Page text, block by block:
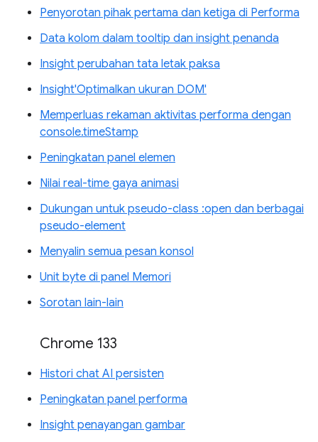
Penyorotan pihak pertama dan ketiga di Performa
Data kolom dalam tooltip dan insight penanda
Insight perubahan tata letak paksa
Insight'Optimalkan ukuran DOM'
Memperluas rekaman aktivitas performa dengan
console.timeStamp
Peningkatan panel elemen
Nilai real-time gaya animasi
Dukungan untuk pseudo-class :open dan berbagai
pseudo-element
Menyalin semua pesan konsol
Unit byte di panel Memori
Sorotan lain-lain
Chrome 133
Histori chat AI persisten
Peningkatan panel performa
Insight penayangan gambar